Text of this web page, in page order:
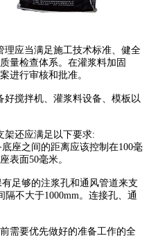
理应当满足施工技术标准、健全
量检查体系。在灌浆料加固
进行审核和批准。
好搅拌机、灌浆料设备、模板以
架还应满足以下要求:
座之间的距离应该控制在100毫
表面50毫米。
足够的注浆孔和通风管道来支
不大于1000mm。连接孔、通
需要优先做好的准备工作的全